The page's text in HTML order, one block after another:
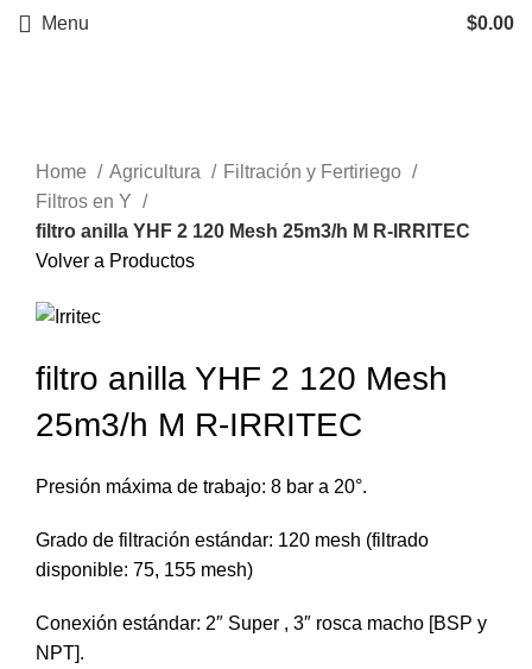
Menu $0.00
Home
Agricultura
Filtración y Fertiriego
Filtros en Y
filtro anilla YHF 2 120 Mesh 25m3/h M R-IRRITEC
Volver a Productos
filtro anilla YHF 2 120 Mesh
25m3/h M R-IRRITEC
Presión máxima de trabajo: 8 bar a 20°.
Grado de filtración estándar: 120 mesh (filtrado
disponible: 75, 155 mesh)
Conexión estándar: 2″ Super , 3″ rosca macho [BSP y
NPT].